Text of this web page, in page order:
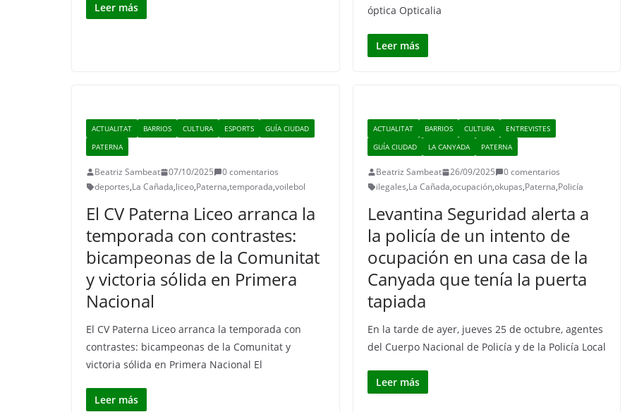
Leer más
óptica Opticalia
Leer más
ACTUALITAT BARRIOS CULTURA ESPORTS
GUÍA CIUDAD
PATERNA
Beatriz Sambeat 07/10/2025
0 comentarios
deportes,La Cañada,liceo,Paterna,temporada,voilebol
El CV Paterna Liceo arranca la
temporada con contrastes:
bicampeonas de la Comunitat
y victoria sólida en Primera
Nacional
El CV Paterna Liceo arranca la temporada con
contrastes: bicampeonas de la Comunitat y
victoria sólida en Primera Nacional El
Leer más
ACTUALITAT BARRIOS CULTURA
ENTREVISTES
GUÍA CIUDAD
LA CANYADA PATERNA
Beatriz Sambeat 26/09/2025
0 comentarios
ilegales,La Cañada,ocupación,okupas,Paterna,Policía
Levantina Seguridad alerta a
la policía de un intento de
ocupación en una casa de la
Canyada que tenía la puerta
tapiada
En la tarde de ayer, jueves 25 de octubre, agentes
del Cuerpo Nacional de Policía y de la Policía Local
Leer más